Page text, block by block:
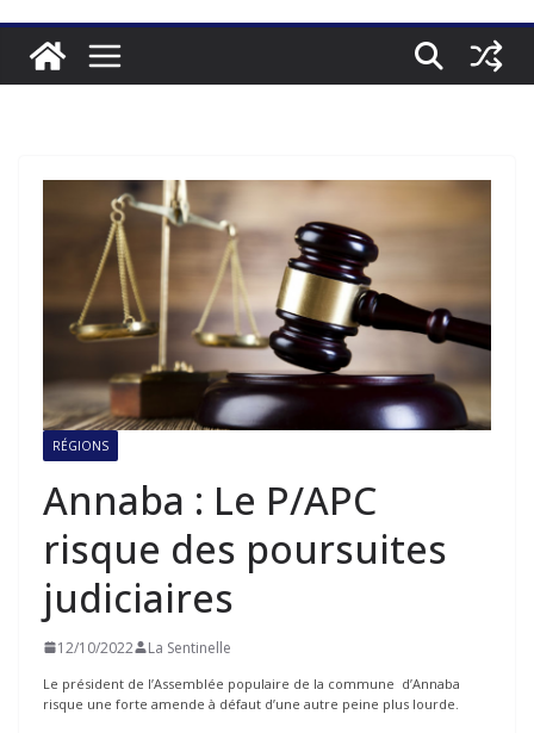
RÉGIONS
Annaba : Le P/APC
risque des poursuites
judiciaires
12/10/2022 La Sentinelle
Le président de l’Assemblée populaire de la commune d’Annaba
risque une forte amende à défaut d’une autre peine plus lourde.